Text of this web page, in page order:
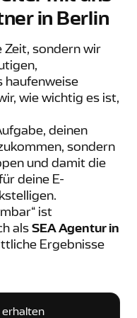
in Berlin
Zeit, sondern wir
haufenweise
wie wichtig es ist,
deinen
sondern
und damit die
deine E-
ist
als SEA Agentur in
Ergebnisse
erhalten